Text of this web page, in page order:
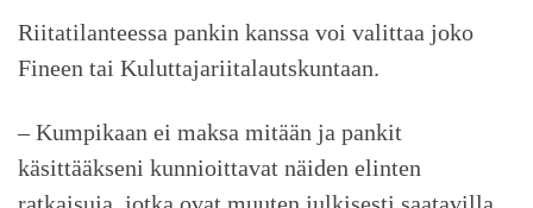
Riitatilanteessa pankin kanssa voi valittaa joko
Fineen tai Kuluttajariitalautskuntaan.
– Kumpikaan ei maksa mitään ja pankit
käsittääkseni kunnioittavat näiden elinten